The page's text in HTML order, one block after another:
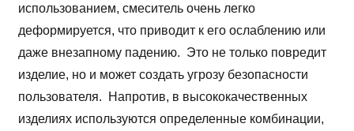
использованием, смеситель очень легко
деформируется, что приводит к его ослаблению или
даже внезапному падению. Это не только повредит
изделие, но и может создать угрозу безопасности
пользователя. Напротив, в высококачественных
изделиях используются определенные комбинации,